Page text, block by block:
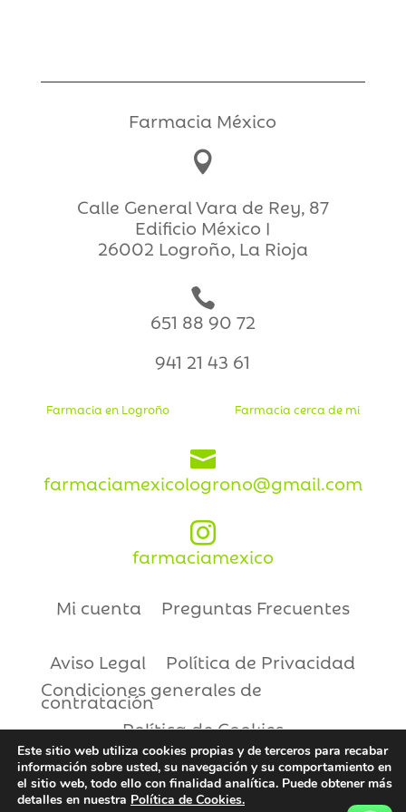
Farmacia México

Calle General Vara de Rey, 87
Edificio México I
26002 Logroño, La Rioja

651 88 90 72
941 21 43 61
Farmacia en Logroño Farmacia cerca de mi

farmaciamexicologrono@gmail.com

farmaciamexico
Mi cuenta Preguntas Frecuentes
Aviso Legal
Política de Privacidad
Condiciones generales de
contratación
Política de Cookies
Copyright © 2021 | Farmacia México
Este sitio web utiliza cookies propias y de terceros para recabar
información sobre usted, su navegación y su comportamiento en
el sitio web, todo ello con finalidad analítica. Puede obtener más
detalles en nuestra Política de Cookies.